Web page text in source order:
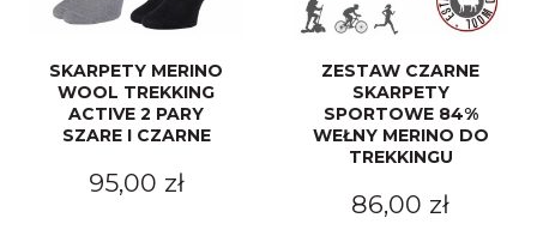
SKARPETY MERINO
WOOL TREKKING
ACTIVE 2 PARY
SZARE I CZARNE
95,00 zł
ZESTAW CZARNE
SKARPETY
SPORTOWE 84%
WEŁNY MERINO DO
TREKKINGU
86,00 zł